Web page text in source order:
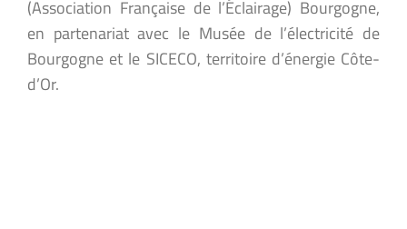
(Association Française de l’Éclairage) Bourgogne,
en partenariat avec le Musée de l’électricité de
Bourgogne et le SICECO, territoire d’énergie Côte-
d’Or.